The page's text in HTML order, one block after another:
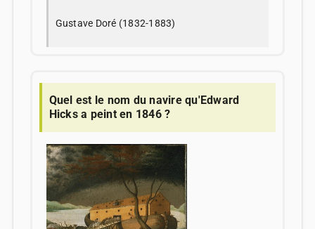
Gustave Doré (1832-1883)
Quel est le nom du navire qu'Edward
Hicks a peint en 1846 ?